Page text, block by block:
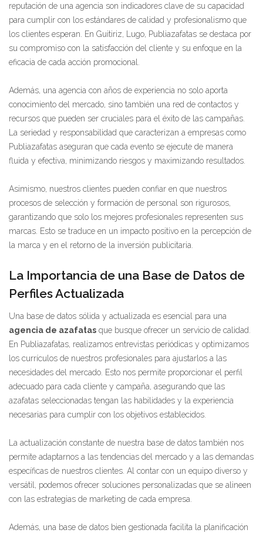
reputación de una agencia son indicadores clave de su capacidad
para cumplir con los estándares de calidad y profesionalismo que
los clientes esperan. En Guitiriz, Lugo, Publiazafatas se destaca por
su compromiso con la satisfacción del cliente y su enfoque en la
eficacia de cada acción promocional.
Además, una agencia con años de experiencia no solo aporta
conocimiento del mercado, sino también una red de contactos y
recursos que pueden ser cruciales para el éxito de las campañas.
La seriedad y responsabilidad que caracterizan a empresas como
Publiazafatas aseguran que cada evento se ejecute de manera
fluida y efectiva, minimizando riesgos y maximizando resultados.
Asimismo, nuestros clientes pueden confiar en que nuestros
procesos de selección y formación de personal son rigurosos,
garantizando que solo los mejores profesionales representen sus
marcas. Esto se traduce en un impacto positivo en la percepción de
la marca y en el retorno de la inversión publicitaria.
La Importancia de una Base de Datos de
Perfiles Actualizada
Una base de datos sólida y actualizada es esencial para una
agencia de azafatas que busque ofrecer un servicio de calidad.
En Publiazafatas, realizamos entrevistas periódicas y optimizamos
los currículos de nuestros profesionales para ajustarlos a las
necesidades del mercado. Esto nos permite proporcionar el perfil
adecuado para cada cliente y campaña, asegurando que las
azafatas seleccionadas tengan las habilidades y la experiencia
necesarias para cumplir con los objetivos establecidos.
La actualización constante de nuestra base de datos también nos
permite adaptarnos a las tendencias del mercado y a las demandas
específicas de nuestros clientes. Al contar con un equipo diverso y
versátil, podemos ofrecer soluciones personalizadas que se alineen
con las estrategias de marketing de cada empresa.
Además, una base de datos bien gestionada facilita la planificación